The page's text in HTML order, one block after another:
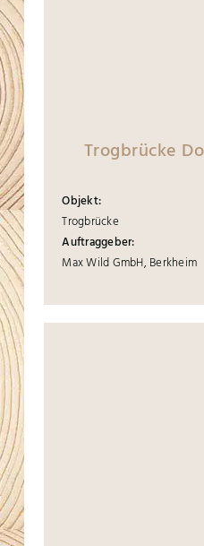
Trogbrücke
Objekt:
Trogbrücke
Auftraggeber:
Max Wild GmbH, Berkheim